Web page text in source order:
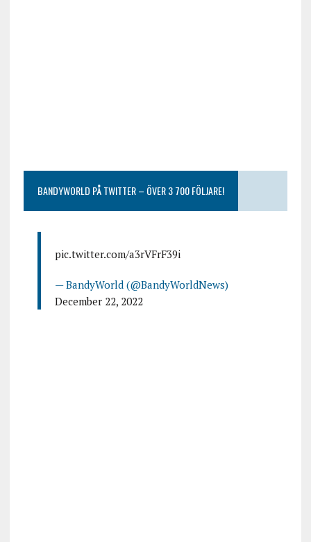
BANDYWORLD PÅ TWITTER – ÖVER 3 700 FÖLJARE!
pic.twitter.com/a3rVFrF39i
— BandyWorld (@BandyWorldNews)
December 22, 2022